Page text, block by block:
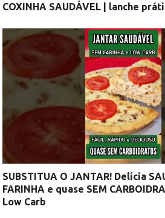
COXINHA SAUDÁVEL | lanche
SUBSTITUA O JANTAR! Delícia
FARINHA e quase SEM
Low Carb